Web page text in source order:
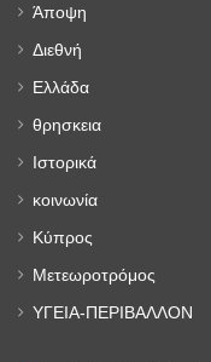
Άποψη
Διεθνή
Ελλάδα
θρησκεια
Ιστορικά
κοινωνία
Κύπρος
Μετεωροτρόμος
ΥΓΕΙΑ-ΠΕΡΙΒΑΛΛΟΝ